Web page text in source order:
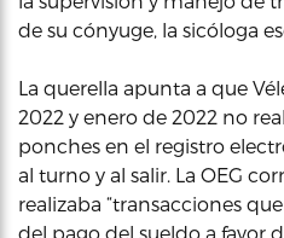
de su cónyuge, la sicóloga
La querella apunta a que
2022 y enero de 2022 no
ponches en el registro
al turno y al salir. La OEG
realizaba “transacciones
del pago del sueldo a favor